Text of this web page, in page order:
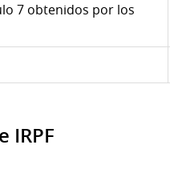
7 obtenidos por los
IRPF